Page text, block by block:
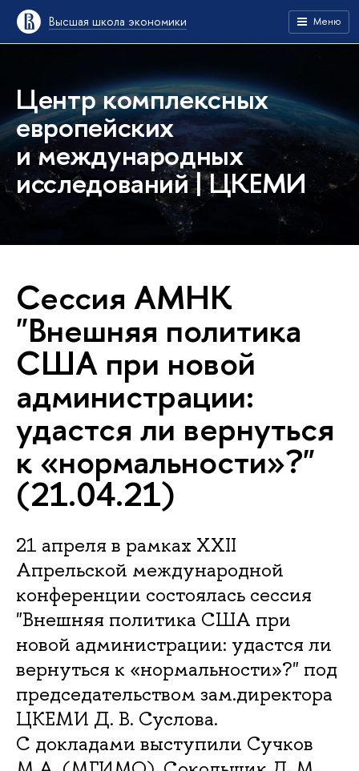
Высшая школа экономики Меню
Центр комплексных
европейских
и международных
исследований | ЦКЕМИ
Сессия АМНК
"Внешняя политика
США при новой
администрации:
удастся ли вернуться
к «нормальности»?"
(21.04.21)
21 апреля в рамках XXII
Апрельской международной
конференции состоялась сессия
"Внешняя политика США при
новой администрации: удастся ли
вернуться к «нормальности»?" под
председательством зам.директора
ЦКЕМИ Д. В. Суслова.
С докладами выступили Сучков